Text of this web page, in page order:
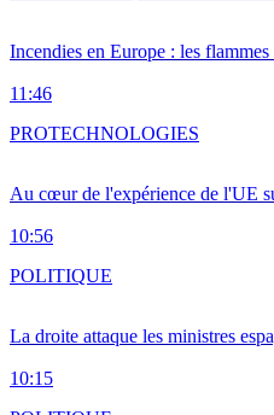
Incendies en Europe : les
11:46
Au cœur de l'expérience de l'UE
10:56
PROTECHNOLOGIES
La droite attaque les ministres
10:15
POLITIQUE